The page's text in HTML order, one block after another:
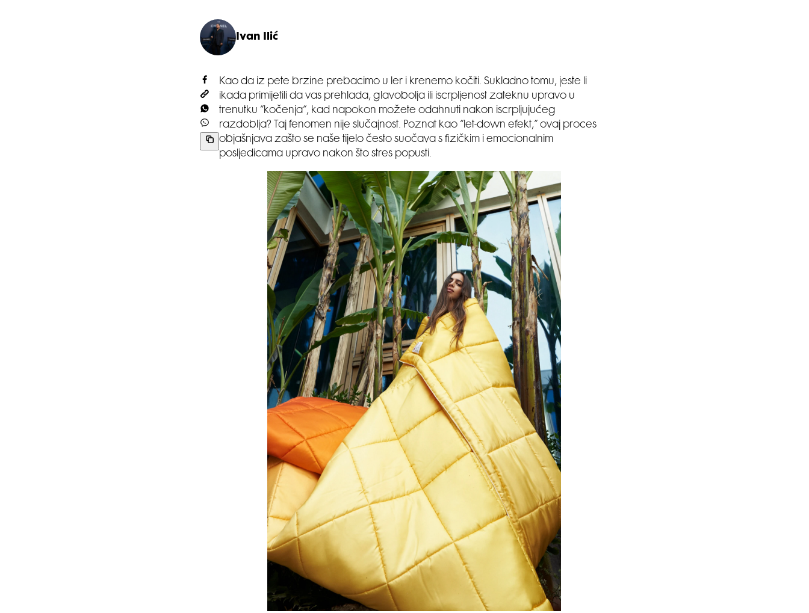
Ivan Ilić
Kao da iz pete brzine prebacimo u ler i krenemo kočiti. Sukladno tomu, jeste li
ikada primijetili da vas prehlada, glavobolja ili iscrpljenost zateknu upravo u
trenutku “kočenja”, kad napokon možete odahnuti nakon iscrpljujućeg
razdoblja? Taj fenomen nije slučajnost. Poznat kao “let-down efekt,” ovaj proces
objašnjava zašto se naše tijelo često suočava s fizičkim i emocionalnim
posljedicama upravo nakon što stres popusti.